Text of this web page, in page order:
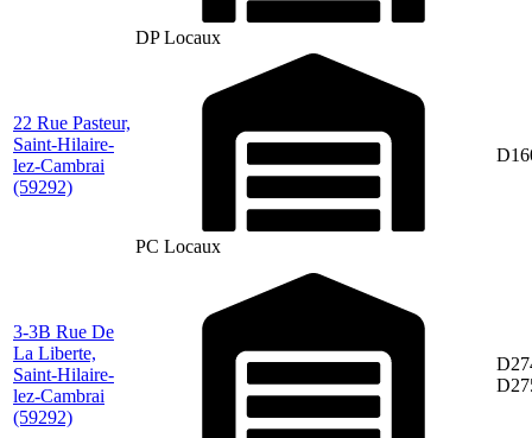
DP Locaux
22 Rue Pasteur,
Saint-Hilaire-
lez-Cambrai
(59292)
PC Locaux
3-3B Rue De
La Liberte,
Saint-Hilaire-
lez-Cambrai
(59292)